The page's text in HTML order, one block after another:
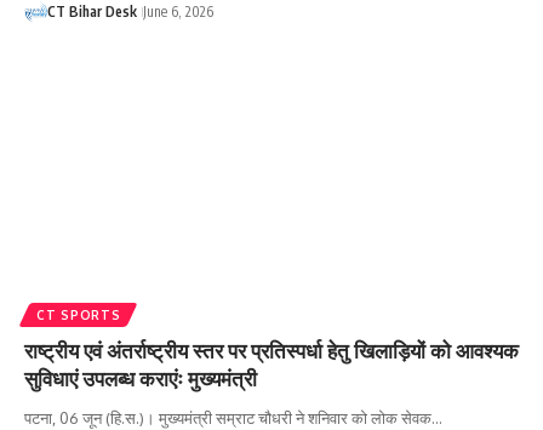
CT Bihar Desk June 6, 2026
CT SPORTS
राष्ट्रीय एवं अंतर्राष्ट्रीय स्तर पर प्रतिस्पर्धा हेतु खिलाड़ियों को आवश्यक
सुविधाएं उपलब्ध कराएंः मुख्यमंत्री
पटना, 06 जून (हि.स.)। मुख्यमंत्री सम्राट चौधरी ने शनिवार को लोक सेवक…